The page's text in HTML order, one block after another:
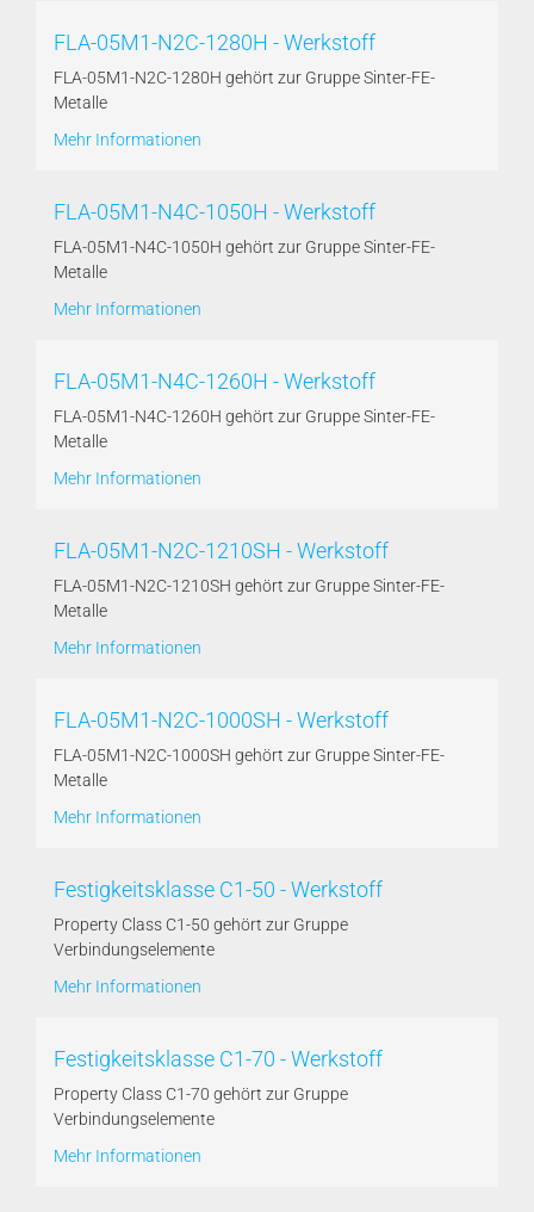
FLA-05M1-N2C-1280H - Werkstoff
FLA-05M1-N2C-1280H gehört zur Gruppe Sinter-FE-
Metalle
Mehr Informationen
FLA-05M1-N4C-1050H - Werkstoff
FLA-05M1-N4C-1050H gehört zur Gruppe Sinter-FE-
Metalle
Mehr Informationen
FLA-05M1-N4C-1260H - Werkstoff
FLA-05M1-N4C-1260H gehört zur Gruppe Sinter-FE-
Metalle
Mehr Informationen
FLA-05M1-N2C-1210SH - Werkstoff
FLA-05M1-N2C-1210SH gehört zur Gruppe Sinter-FE-
Metalle
Mehr Informationen
FLA-05M1-N2C-1000SH - Werkstoff
FLA-05M1-N2C-1000SH gehört zur Gruppe Sinter-FE-
Metalle
Mehr Informationen
Festigkeitsklasse C1-50 - Werkstoff
Property Class C1-50 gehört zur Gruppe
Verbindungselemente
Mehr Informationen
Festigkeitsklasse C1-70 - Werkstoff
Property Class C1-70 gehört zur Gruppe
Verbindungselemente
Mehr Informationen